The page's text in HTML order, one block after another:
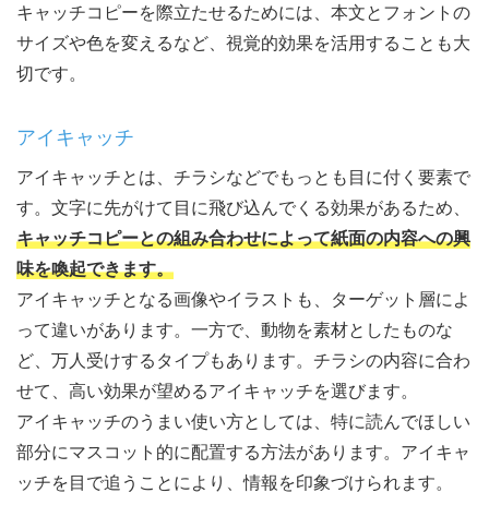
キャッチコピーを際立たせるためには、本文とフォントの
サイズや色を変えるなど、視覚的効果を活用することも大
切です。
アイキャッチ
アイキャッチとは、チラシなどでもっとも目に付く要素で
す。文字に先がけて目に飛び込んでくる効果があるため、
キャッチコピーとの組み合わせによって紙面の内容への興
味を喚起できます。
アイキャッチとなる画像やイラストも、ターゲット層によ
って違いがあります。一方で、動物を素材としたものな
ど、万人受けするタイプもあります。チラシの内容に合わ
せて、高い効果が望めるアイキャッチを選びます。
アイキャッチのうまい使い方としては、特に読んでほしい
部分にマスコット的に配置する方法があります。アイキャ
ッチを目で追うことにより、情報を印象づけられます。